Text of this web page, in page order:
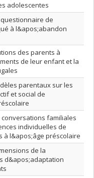
adolescentes
de
à l&apos;abandon
des parents à
de leur enfant et la
parentaux sur les
et social de
familiales
individuelles de
à l&apos;âge préscolaire
de la
d&apos;adaptation